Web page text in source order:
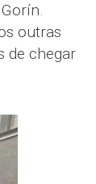
outras
de chegar